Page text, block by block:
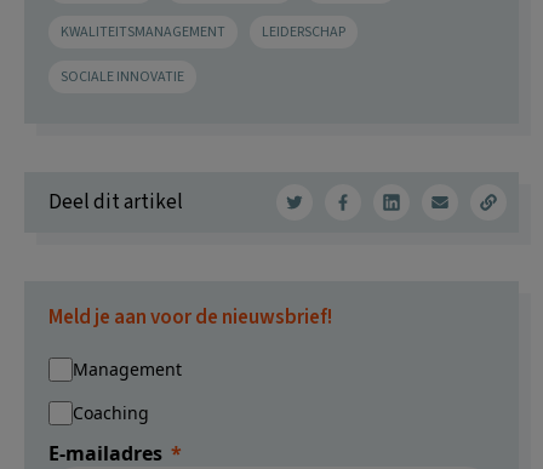
KWALITEITSMANAGEMENT LEIDERSCHAP
SOCIALE INNOVATIE
Deel dit artikel
Meld je aan voor de nieuwsbrief!
Management
Coaching
E-mailadres